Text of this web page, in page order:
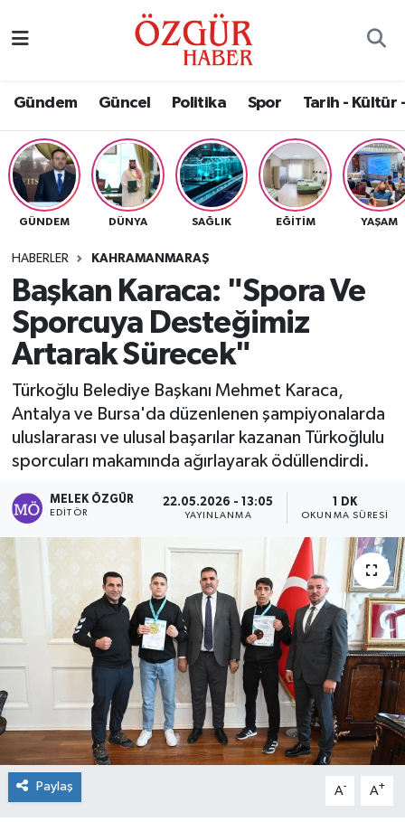
Gündem Güncel Politika Spor Tarih - Kültür
GÜNDEM DÜNYA SAĞLIK EĞITIM YAŞAM
HABERLER KAHRAMANMARAŞ
Başkan Karaca: "Spora Ve
Sporcuya Desteğimiz
Artarak Sürecek"
Türkoğlu Belediye Başkanı Mehmet Karaca,
Antalya ve Bursa'da düzenlenen şampiyonalarda
uluslararası ve ulusal başarılar kazanan Türkoğlulu
sporcuları makamında ağırlayarak ödüllendirdi.
MELEK ÖZGÜR
EDITÖR
22.05.2026 - 13:05
YAYINLANMA
1 DK
OKUNMA SÜRESI
Paylaş A- A+
Eğitim
Ekonomi
Güncel
Gündem
Magazin
Politika
Sağlık
Nöbetçi Eczaneler
Namaz Vakitleri
Trafik Durumu
Süper Lig Puan Durumu ve Fikstür
Tüm Manşetler
Son Dakika Haberleri
Haber Arşivi